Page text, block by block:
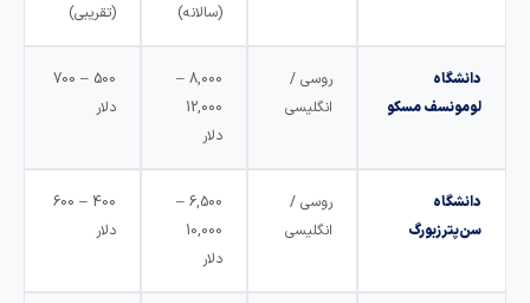
(سالانه)
(تقریبی)
دانشگاه
لومونسف مسکو
روسی /
انگلیسی
8,000 –
12,000
500 – 700
دانشگاه
سن‌پترزبورگ
روسی /
انگلیسی
6,500 –
10,000
400 – 600